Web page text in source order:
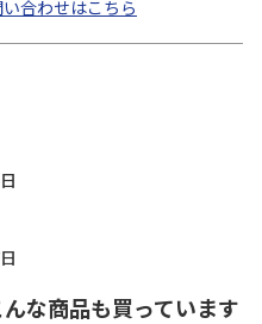
合わせはこちら
な商品も買っています